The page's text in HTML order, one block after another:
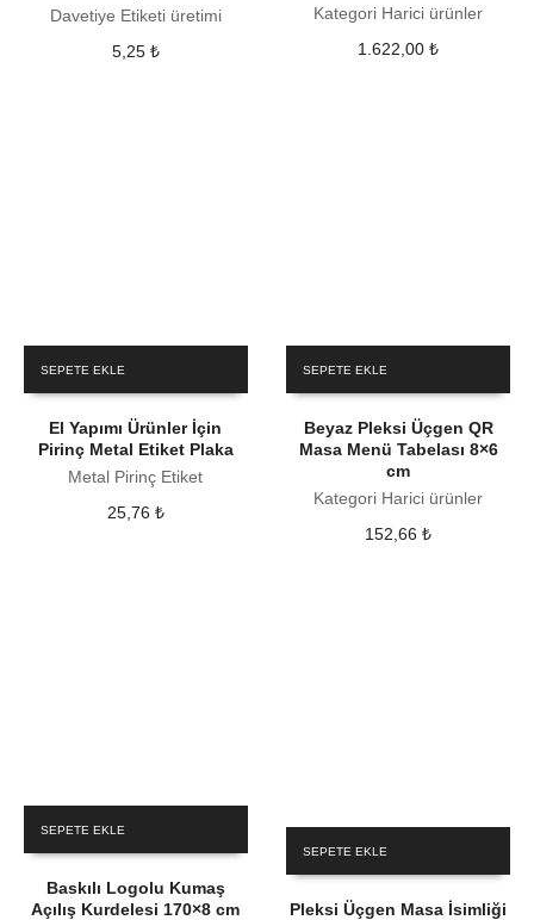
Davetiye Etiketi üretimi
5,25 ₺
Kategori Harici ürünler
1.622,00₺
SEPETE EKLE
El Yapımı Ürünler İçin
Pirinç Metal Etiket Plaka
Metal Pirinç Etiket
25,76 ₺
SEPETE EKLE
Beyaz Pleksi Üçgen QR
Masa Menü Tabelası 8×6
cm
Kategori Harici ürünler
152,66₺
SEPETE EKLE
Baskılı Logolu Kumaş
Açılış Kurdelesi 170×8 cm
SEPETE EKLE
Pleksi Üçgen Masa İsimliği